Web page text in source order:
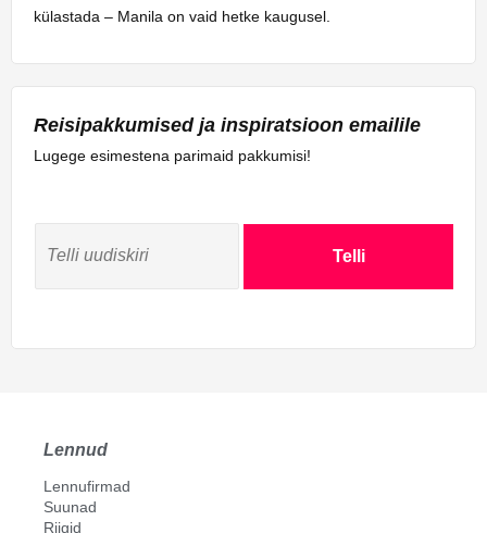
külastada – Manila on vaid hetke kaugusel.
Reisipakkumised ja inspiratsioon emailile
Lugege esimestena parimaid pakkumisi!
Telli
Lennud
Lennufirmad
Suunad
Riigid